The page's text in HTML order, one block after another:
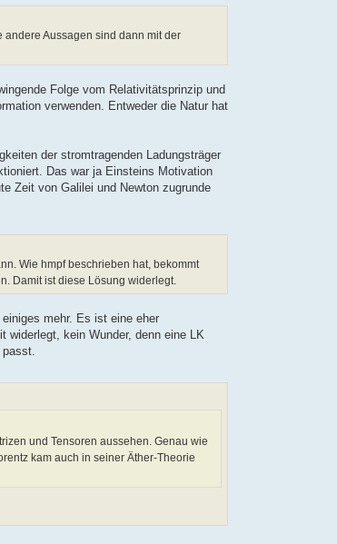
Aussagen sind dann mit der
Folge vom Relativitätsprinzip und
verwenden. Entweder die Natur hat
der stromtragenden Ladungsträger
Das war ja Einsteins Motivation
Zeit von Galilei und Newton zugrunde
Wie hmpf beschrieben hat, bekommt
Damit ist diese Lösung widerlegt.
mehr. Es ist eine eher
widerlegt, kein Wunder, denn eine LK
passt.
und Tensoren aussehen. Genau wie
kam auch in seiner Äther-Theorie